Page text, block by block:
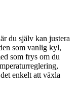
du själv kan justera
som vanlig kyl,
som frys om du
enkelt att växla